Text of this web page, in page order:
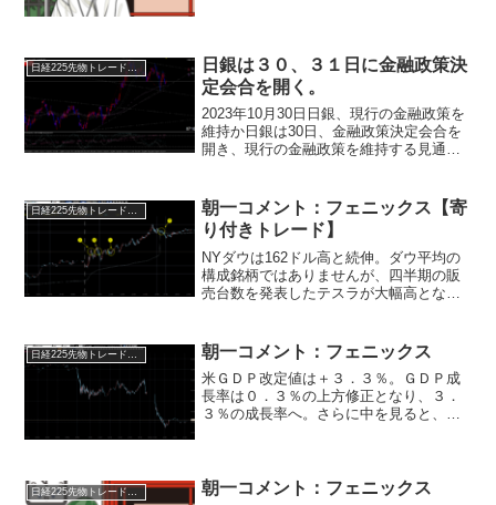
て、株式...
日経225先物トレード倶楽部
日銀は３０、３１日に金融政策決
定会合を開く。
2023年10月30日日銀、現行の金融政策を
維持か日銀は30日、金融政策決定会合を
開き、現行の金融政策を維持する見通し
く生鮮食品、コアＣＰＩ）の前年度比上
昇率は、202...
日経225先物トレード倶楽部
朝一コメント：フェニックス【寄
り付きトレード】
NYダウは162ドル高と続伸。ダウ平均の
構成銘柄ではありませんが、四半期の販
売台数を発表したテスラが大幅高とな
ランプ銘柄の本命格の位置付け！選挙銘
柄として資金が流入中！...
朝一コメント：フェニックス
米ＧＤＰ改定値は＋３．３％。ＧＤＰ成
長率は０．３％の上方修正となり、３．
３％の成長率へ。さらに中を見ると、個
ます。（米国経済は非常に...
朝一コメント：フェニックス